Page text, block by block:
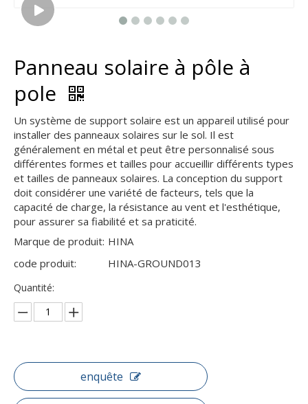
Panneau solaire à pôle à
pole
Un système de support solaire est un appareil utilisé pour
installer des panneaux solaires sur le sol. Il est
généralement en métal et peut être personnalisé sous
différentes formes et tailles pour accueillir différents types
et tailles de panneaux solaires. La conception du support
doit considérer une variété de facteurs, tels que la
capacité de charge, la résistance au vent et l'esthétique,
pour assurer sa fiabilité et sa praticité.
Marque de produit: HINA
code produit:
HINA-GROUND013
Quantité:
enquête